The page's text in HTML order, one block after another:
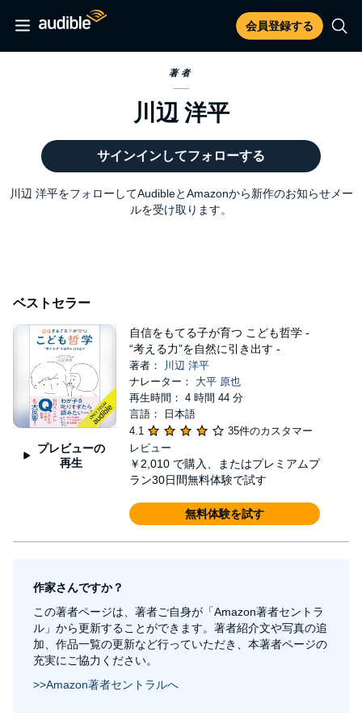
会員登録する
著者
川辺 洋平
サインインしてフォローする
川辺 洋平をフォローしてAudibleとAmazonから新作のお知らせメー
ルを受け取ります。
ベストセラー
プレビューの
再生
自信をもてる子が育つ こども哲学 -
“考える力”を自然に引き出す -
著者：
川辺 洋平
ナレーター： 大平 原也
再生時間： 4 時間 44 分
言語： 日本語
4.1
35件のカスタマー
レビュー
￥2,010 で購入、またはプレミアムプ
ラン30日間無料体験で試す
無料体験を試す
作家さんですか？
この著者ページは、著者ご自身が「Amazon著者セントラ
ル」から更新することができます。著者紹介文や写真の追
加、作品一覧の更新など行っていただき、本著者ページの
充実にご協力ください。
>>Amazon著者セントラルへ